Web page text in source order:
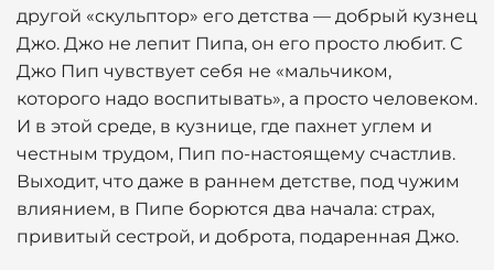
другой «скульптор» его детства — добрый кузнец
Джо. Джо не лепит Пипа, он его просто любит. С
Джо Пип чувствует себя не «мальчиком,
которого надо воспитывать», а просто человеком.
И в этой среде, в кузнице, где пахнет углем и
честным трудом, Пип по-настоящему счастлив.
Выходит, что даже в раннем детстве, под чужим
влиянием, в Пипе борются два начала: страх,
привитый сестрой, и доброта, подаренная Джо.